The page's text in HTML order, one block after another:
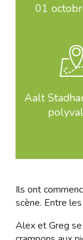
01
Aalt
Ils ont
scène. Entre
Alex et Greg